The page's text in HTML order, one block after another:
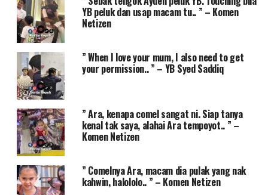
YB peluk dan usap macam tu.. ” – Komen
Netizen
” When I love your mum, I also need to get
your permission.. ” – YB Syed Saddiq
” Ara, kenapa comel sangat ni. Siap tanya
kenal tak saya, alahai Ara tempoyot.. ” –
Komen Netizen
” Comelnya Ara, macam dia pulak yang nak
kahwin, halololo.. ” – Komen Netizen